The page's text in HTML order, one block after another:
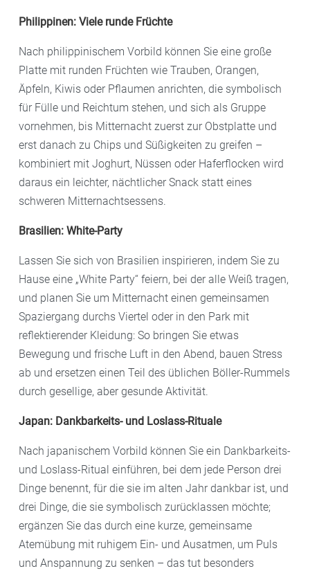
Philippinen: Viele runde Früchte
Nach philippinischem Vorbild können Sie eine große
Platte mit runden Früchten wie Trauben, Orangen,
Äpfeln, Kiwis oder Pflaumen anrichten, die symbolisch
für Fülle und Reichtum stehen, und sich als Gruppe
vornehmen, bis Mitternacht zuerst zur Obstplatte und
erst danach zu Chips und Süßigkeiten zu greifen –
kombiniert mit Joghurt, Nüssen oder Haferflocken wird
daraus ein leichter, nächtlicher Snack statt eines
schweren Mitternachtsessens.
Brasilien: White-Party
Lassen Sie sich von Brasilien inspirieren, indem Sie zu
Hause eine „White Party“ feiern, bei der alle Weiß tragen,
und planen Sie um Mitternacht einen gemeinsamen
Spaziergang durchs Viertel oder in den Park mit
reflektierender Kleidung: So bringen Sie etwas
Bewegung und frische Luft in den Abend, bauen Stress
ab und ersetzen einen Teil des üblichen Böller-Rummels
durch gesellige, aber gesunde Aktivität.
Japan: Dankbarkeits- und Loslass-Rituale
Nach japanischem Vorbild können Sie ein Dankbarkeits-
und Loslass-Ritual einführen, bei dem jede Person drei
Dinge benennt, für die sie im alten Jahr dankbar ist, und
drei Dinge, die sie symbolisch zurücklassen möchte;
ergänzen Sie das durch eine kurze, gemeinsame
Atemübung mit ruhigem Ein- und Ausatmen, um Puls
und Anspannung zu senken – das tut besonders